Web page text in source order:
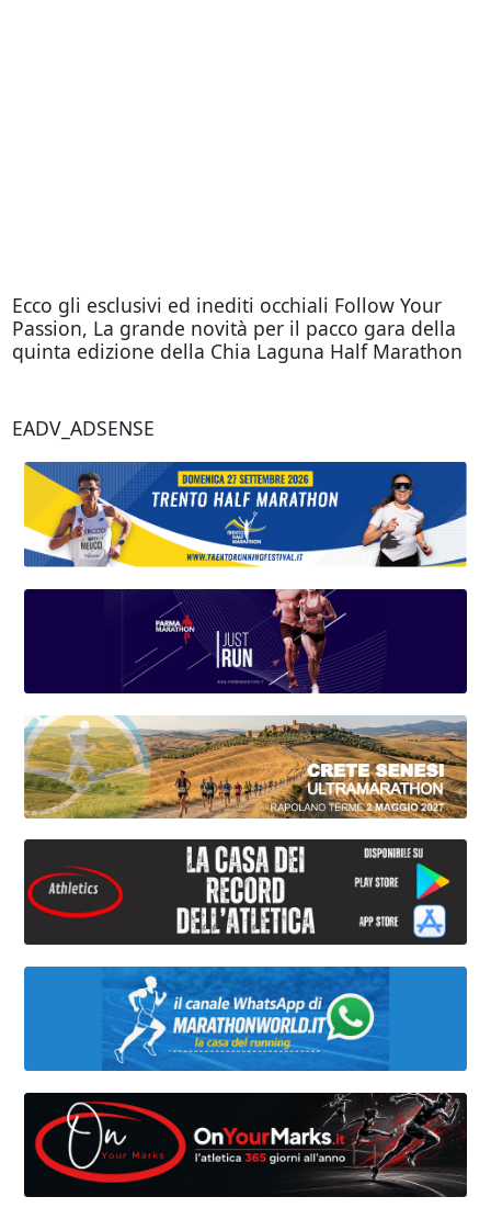
Ecco gli esclusivi ed inediti occhiali Follow Your
Passion, La grande novità per il pacco gara della
quinta edizione della Chia Laguna Half Marathon
EADV_ADSENSE